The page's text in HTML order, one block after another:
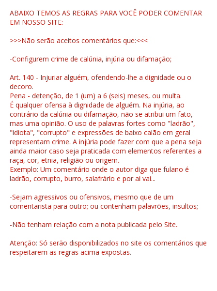
ABAIXO TEMOS AS REGRAS PARA VOCÊ PODER COMENTAR
EM NOSSO SITE:
>>>Não serão aceitos comentários que:<<<
-Configurem crime de calúnia, injúria ou difamação;
Art. 140 - Injuriar alguém, ofendendo-lhe a dignidade ou o
decoro.
Pena - detenção, de 1 (um) a 6 (seis) meses, ou multa.
É qualquer ofensa à dignidade de alguém. Na injúria, ao
contrário da calúnia ou difamação, não se atribui um fato,
mas uma opinião. O uso de palavras fortes como "ladrão",
"idiota", "corrupto" e expressões de baixo calão em geral
representam crime. A injúria pode fazer com que a pena seja
ainda maior caso seja praticada com elementos referentes a
raça, cor, etnia, religião ou origem.
Exemplo: Um comentário onde o autor diga que fulano é
ladrão, corrupto, burro, salafrário e por ai vai...
-Sejam agressivos ou ofensivos, mesmo que de um
comentarista para outro; ou contenham palavrões, insultos;
-Não tenham relação com a nota publicada pelo Site.
Atenção: Só serão disponibilizados no site os comentários que
respeitarem as regras acima expostas.